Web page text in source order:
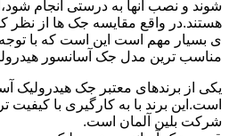
شوند و نصب آنها به درستی انجام
هستند.در واقع مقایسه جک ها از
ی بسیار مهم است این است که با
مناسب ترین مدل جک آسانسور
یکی از برندهای معتبر جک هیدرولیک
است.این برند با به کارگیری با
شرکت بلین آلمان است.